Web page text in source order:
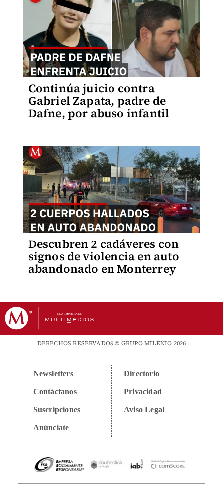
Continúa juicio contra
Gabriel Zapata, padre de
Dafne, por abuso infantil
Descubren 2 cadáveres con
signos de violencia en auto
abandonado en Monterrey
DERECHOS RESERVADOS © GRUPO MILENIO 2026
Newsletters
Contáctanos
Suscripciones
Anúnciate
Directorio
Privacidad
Aviso Legal